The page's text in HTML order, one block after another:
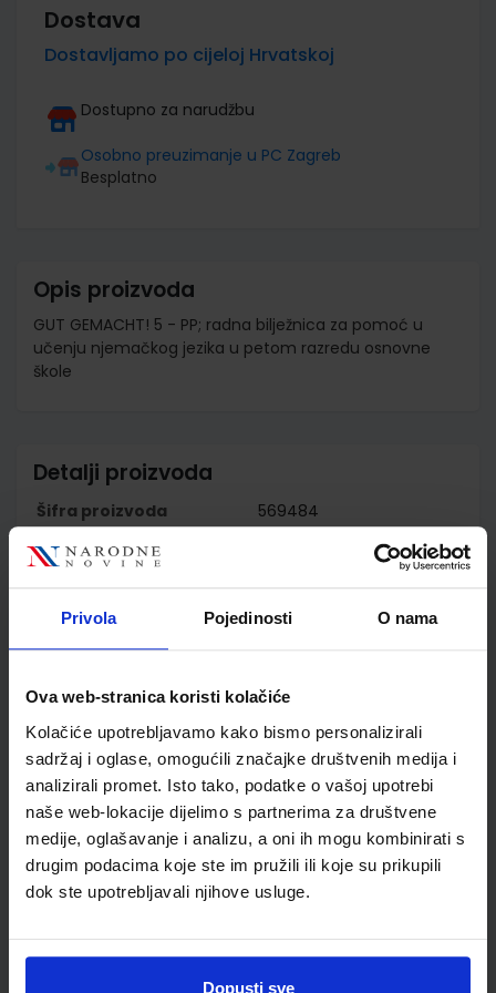
Privola Pojedinosti O nama
Ova web-stranica koristi kolačiće
Kolačiće upotrebljavamo kako bismo personalizirali
sadržaj i oglase, omogućili značajke društvenih medija i
analizirali promet. Isto tako, podatke o vašoj upotrebi
naše web-lokacije dijelimo s partnerima za društvene
medije, oglašavanje i analizu, a oni ih mogu kombinirati s
drugim podacima koje ste im pružili ili koje su prikupili
dok ste upotrebljavali njihove usluge.
Dopusti sve
Dostava
Dostavljamo po cijeloj Hrvatskoj
Dostupno za narudžbu
Osobno preuzimanje u PC Zagreb
Besplatno
Opis proizvoda
GUT GEMACHT! 5 - PP; radna bilježnica za pomoć u
učenju njemačkog jezika u petom razredu osnovne
škole
Detalji proizvoda
Šifra proizvoda
569484
Nakladnik
ŠKOLSKA KNJIGA d.d.
Valjak Ilić
Školski razred
Nastavni predmet
NJEMAČKI JEZIK PP
Reg br min
DOM